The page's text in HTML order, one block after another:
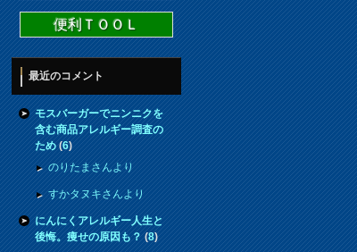
便利ＴＯＯＬ
最近のコメント
モスバーガーでニンニクを
含む商品アレルギー調査の
ため(6)
のりたまさんより
すかタヌキさんより
にんにくアレルギー人生と
後悔。痩せの原因も？(8)